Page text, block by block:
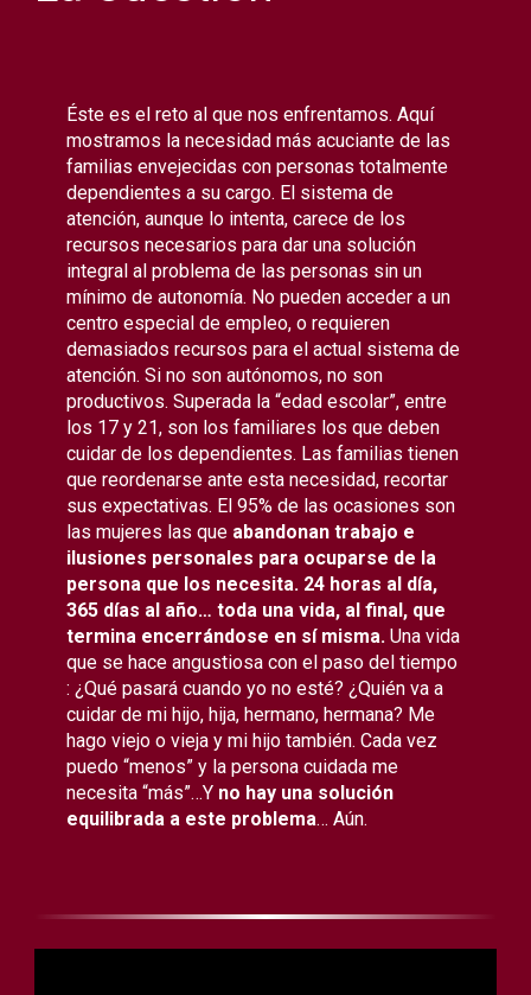
Éste es el reto al que nos enfrentamos. Aquí
mostramos la necesidad más acuciante de las
familias envejecidas con personas totalmente
dependientes a su cargo. El sistema de
atención, aunque lo intenta, carece de los
recursos necesarios para dar una solución
integral al problema de las personas sin un
mínimo de autonomía. No pueden acceder a un
centro especial de empleo, o requieren
demasiados recursos para el actual sistema de
atención. Si no son autónomos, no son
productivos. Superada la “edad escolar”, entre
los 17 y 21, son los familiares los que deben
cuidar de los dependientes. Las familias tienen
que reordenarse ante esta necesidad, recortar
sus expectativas. El 95% de las ocasiones son
las mujeres las que abandonan trabajo e
ilusiones personales para ocuparse de la
persona que los necesita. 24 horas al día,
365 días al año… toda una vida, al final, que
termina encerrándose en sí misma. Una vida
que se hace angustiosa con el paso del tiempo
: ¿Qué pasará cuando yo no esté? ¿Quién va a
cuidar de mi hijo, hija, hermano, hermana? Me
hago viejo o vieja y mi hijo también. Cada vez
puedo “menos” y la persona cuidada me
necesita “más”…Y no hay una solución
equilibrada a este problema… Aún.